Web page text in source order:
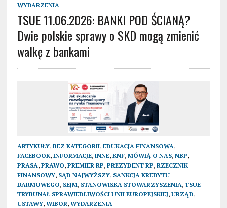
WYDARZENIA
TSUE 11.06.2026: BANKI POD ŚCIANĄ?
Dwie polskie sprawy o SKD mogą zmienić
walkę z bankami
ARTYKUŁY, BEZ KATEGORII, EDUKACJA FINANSOWA,
FACEBOOK, INFORMACJE, INNE, KNF, MÓWIĄ O NAS, NBP,
PRASA, PRAWO, PREMIER RP, PREZYDENT RP, RZECZNIK
FINANSOWY, SĄD NAJWYŻSZY, SANKCJA KREDYTU
DARMOWEGO, SEJM, STANOWISKA STOWARZYSZENIA, TSUE
TRYBUNAŁ SPRAWIEDLIWOŚCI UNII EUROPEJSKIEJ, URZĄD,
USTAWY, WIBOR, WYDARZENIA